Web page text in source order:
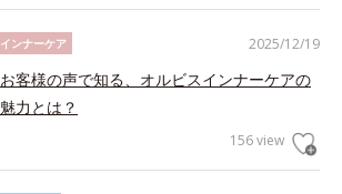
2025/12/19
インナーケア
お客様の声で知る、オルビスインナーケアの
魅力とは？
156 view